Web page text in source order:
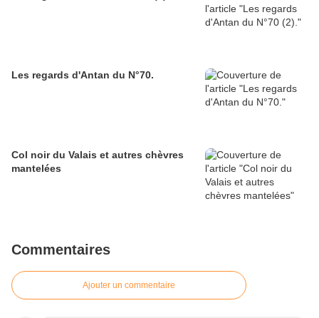
Les regards d'Antan du N°70.
Col noir du Valais et autres chèvres
mantelées
Commentaires
Ajouter un commentaire